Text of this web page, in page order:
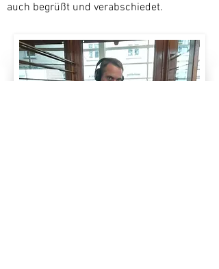
auch begrüßt und verabschiedet.